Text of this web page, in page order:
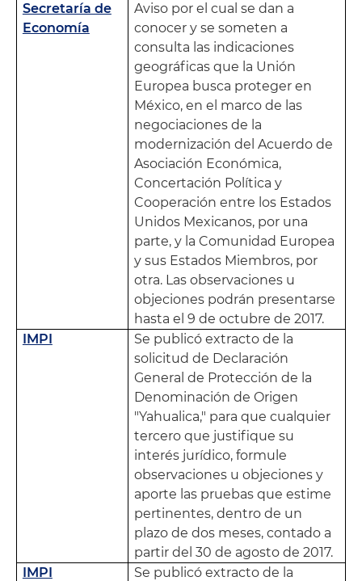
Secretaría de
Economía
Aviso por el cual se dan a
conocer y se someten a
consulta las indicaciones
geográficas que la Unión
Europea busca proteger en
México, en el marco de las
negociaciones de la
modernización del Acuerdo de
Asociación Económica,
Concertación Política y
Cooperación entre los Estados
Unidos Mexicanos, por una
parte, y la Comunidad Europea
y sus Estados Miembros, por
otra. Las observaciones u
objeciones podrán presentarse
hasta el 9 de octubre de 2017.
IMPI
Se publicó extracto de la
solicitud de Declaración
General de Protección de la
Denominación de Origen
"Yahualica," para que cualquier
tercero que justifique su
interés jurídico, formule
observaciones u objeciones y
aporte las pruebas que estime
pertinentes, dentro de un
plazo de dos meses, contado a
partir del 30 de agosto de 2017.
IMPI
Se publicó extracto de la